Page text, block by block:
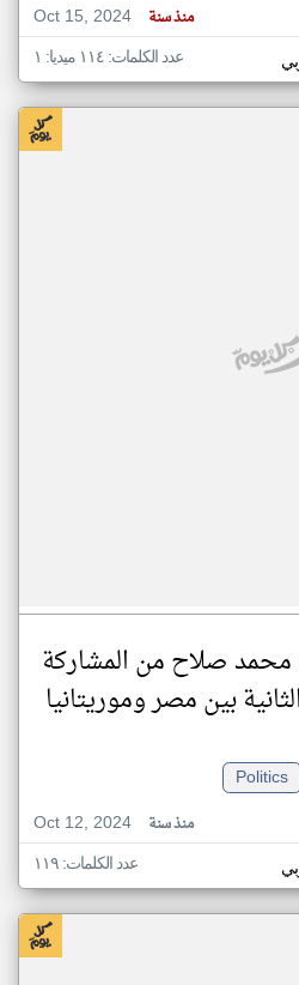
Oct 15, 2024
منذ سنة
عدد الكلمات: ١١٤ ميديا: ١
صلاح من المشاركة
بين مصر وموريتانيا
Politics
Oct 12, 2024
منذ سنة
عدد الكلمات: ١١٩